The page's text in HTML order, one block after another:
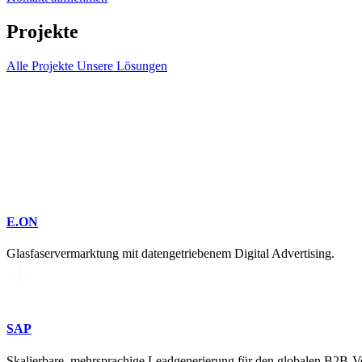
Projekte
Alle Projekte Unsere Lösungen
E.ON
Glasfaservermarktung mit datengetriebenem Digital Advertising.
SAP